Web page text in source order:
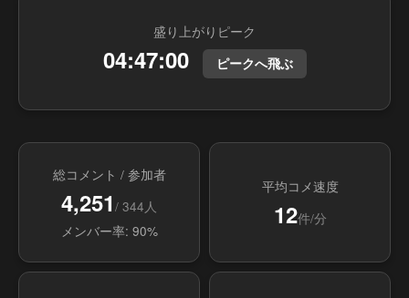
盛り上がりピーク
04:47:00 ピークへ飛ぶ
総コメント / 参加者
4,251 / 344人
メンバー率: 90%
平均コメ速度
12件/分